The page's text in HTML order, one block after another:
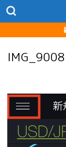
IMG_9008